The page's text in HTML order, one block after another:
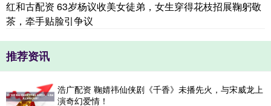
红和古配资 63岁杨议收美女徒弟，女生穿得花枝招展鞠躬敬
茶，牵手贴脸引争议
推荐资讯
浩广配资 鞠婧祎仙侠剧《千香》未播先火，与宋威龙上
演奇幻爱情！